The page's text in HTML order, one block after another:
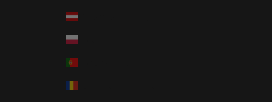
Österrike (EUR €)
Polen (PLN zł)